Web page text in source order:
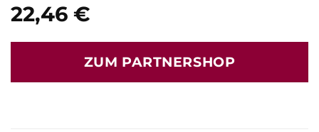
22,46 €
ZUM PARTNERSHOP